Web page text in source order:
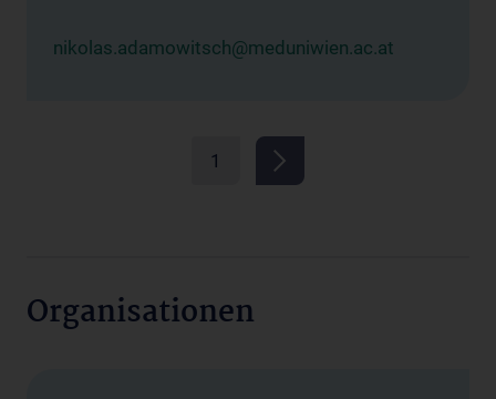
nikolas.adamowitsch@meduniwien.ac.at
1
Organisationen